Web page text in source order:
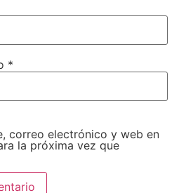
*
correo electrónico y web en
la próxima vez que